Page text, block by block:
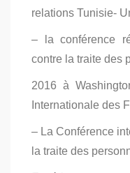
relations Tunisie-
– la conférence
contre la traite des
2016 à
Internationale des
– La Conférence
la traite des